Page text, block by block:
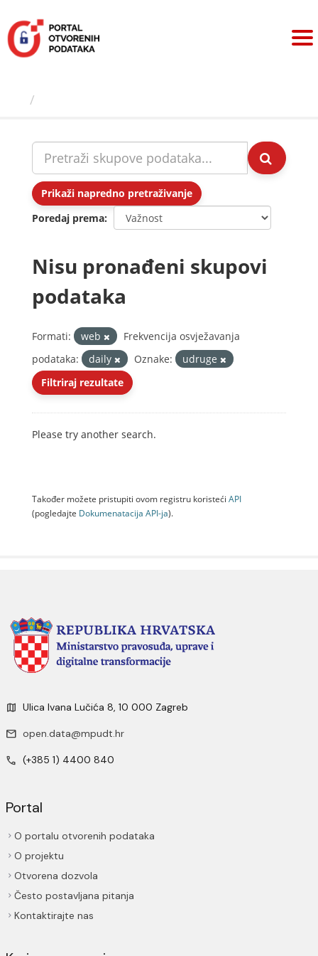
sadržaj
Prikaži napredno pretraživanje
Poredaj prema
Nisu pronađeni skupovi
podataka
Formati: web
Frekvencija osvježavanja
podataka:
daily Oznake:
udruge
Filtriraj rezultate
Please try another search.
Također možete pristupiti ovom registru koristeći API
(pogledajte Dokumenаtаcijа API-jа).